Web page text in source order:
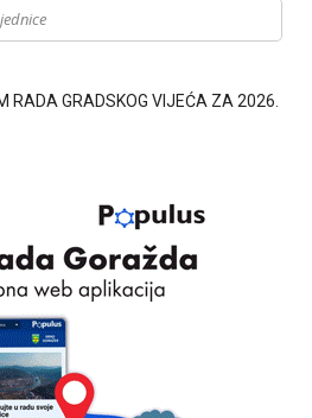
RADA GRADSKOG VIJEĆA ZA 2026.